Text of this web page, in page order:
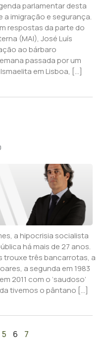
parlamentar desta
a imigração e segurança.
respostas da parte do
(MAI), José Luís
ao bárbaro
passada por um
em Lisboa, […]
a hipocrisia socialista
há mais de 27 anos.
trouxe três bancarrotas, a
a segunda em 1983
2011 com o ‘saudoso’
tivemos o pântano […]
5 6 7